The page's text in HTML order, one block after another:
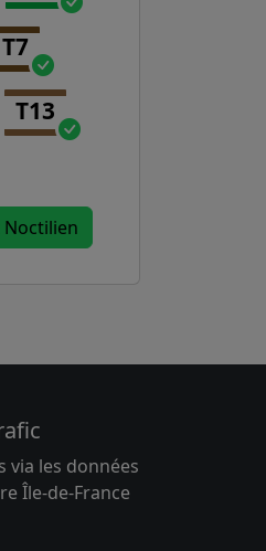
T7
T13
les données
Île-de-France